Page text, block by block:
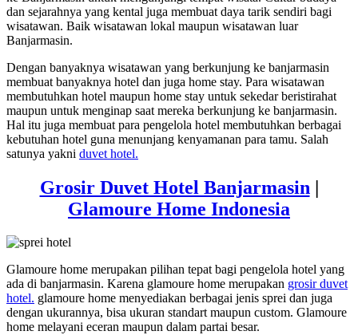
dan sejarahnya yang kental juga membuat daya tarik sendiri bagi
wisatawan. Baik wisatawan lokal maupun wisatawan luar
Banjarmasin.
Dengan banyaknya wisatawan yang berkunjung ke banjarmasin
membuat banyaknya hotel dan juga home stay. Para wisatawan
membutuhkan hotel maupun home stay untuk sekedar beristirahat
maupun untuk menginap saat mereka berkunjung ke banjarmasin.
Hal itu juga membuat para pengelola hotel membutuhkan berbagai
kebutuhan hotel guna menunjang kenyamanan para tamu. Salah
satunya yakni duvet hotel.
Grosir Duvet Hotel Banjarmasin |
Glamoure Home Indonesia
Glamoure home merupakan pilihan tepat bagi pengelola hotel yang
ada di banjarmasin. Karena glamoure home merupakan grosir duvet
hotel. glamoure home menyediakan berbagai jenis sprei dan juga
dengan ukurannya, bisa ukuran standart maupun custom. Glamoure
home melayani eceran maupun dalam partai besar.